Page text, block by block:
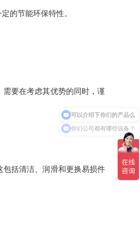
的节能环保特性。
要在考虑其优势的同时，谨
括清洁、润滑和更换易损件